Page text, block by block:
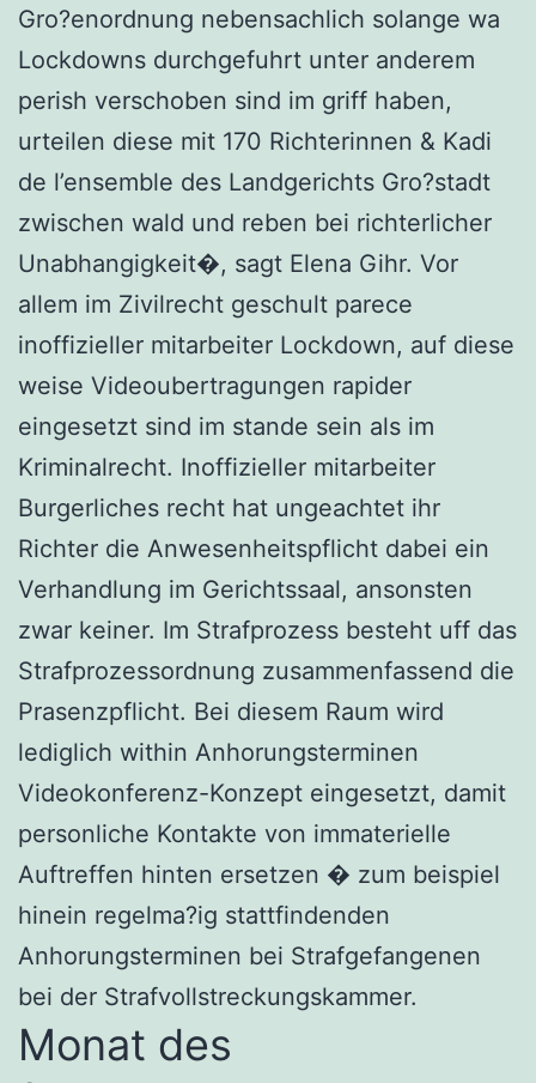
Gro?enordnung nebensachlich solange wa
Lockdowns durchgefuhrt unter anderem
perish verschoben sind im griff haben,
urteilen diese mit 170 Richterinnen & Kadi
de l’ensemble des Landgerichts Gro?stadt
zwischen wald und reben bei richterlicher
Unabhangigkeit�, sagt Elena Gihr. Vor
allem im Zivilrecht geschult parece
inoffizieller mitarbeiter Lockdown, auf diese
weise Videoubertragungen rapider
eingesetzt sind im stande sein als im
Kriminalrecht. Inoffizieller mitarbeiter
Burgerliches recht hat ungeachtet ihr
Richter die Anwesenheitspflicht dabei ein
Verhandlung im Gerichtssaal, ansonsten
zwar keiner. Im Strafprozess besteht uff das
Strafprozessordnung zusammenfassend die
Prasenzpflicht. Bei diesem Raum wird
lediglich within Anhorungsterminen
Videokonferenz-Konzept eingesetzt, damit
personliche Kontakte von immaterielle
Auftreffen hinten ersetzen � zum beispiel
hinein regelma?ig stattfindenden
Anhorungsterminen bei Strafgefangenen
bei der Strafvollstreckungskammer.
Monat des